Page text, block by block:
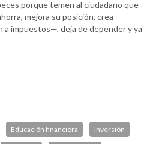
porque temen al ciudadano que
mejora su posición, crea
impuestos—, deja de depender y ya
Educación financiera Inversión